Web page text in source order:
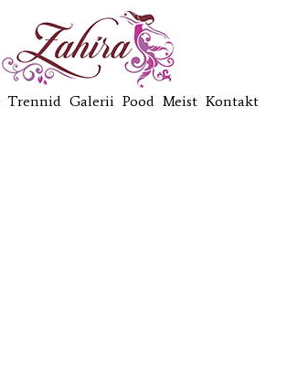
Trennid Galerii Pood Meist Kontakt